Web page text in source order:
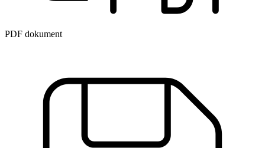
PDF dokument